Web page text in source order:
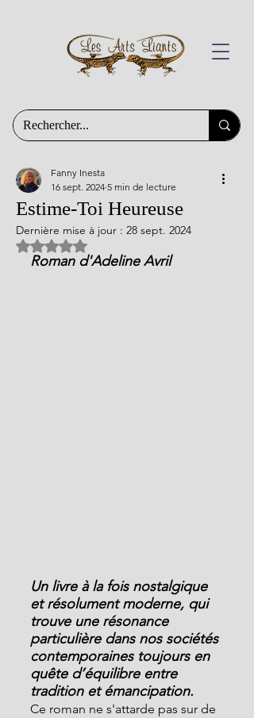
Estime-Toi Heureuse
Fanny Inesta
16 sept. 2024 5 min de lecture
Dernière mise à jour : 28 sept. 2024
Noté NaN étoiles sur 5.
Roman d'Adeline Avril
Un livre à la fois nostalgique
et résolument moderne, qui
trouve une résonance
particulière dans nos sociétés
contemporaines toujours en
quête d’équilibre entre
tradition et émancipation.
Ce roman ne s'attarde pas sur de